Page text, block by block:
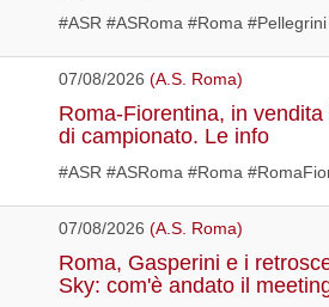
#ASR #ASRoma #Roma #Pellegrini
07/08/2026 (A.S. Roma)
Roma-Fiorentina, in
di campionato. Le info
#ASR #ASRoma #Roma
07/08/2026 (A.S. Roma)
Roma, Gasperini e i
Sky: com'è andato il